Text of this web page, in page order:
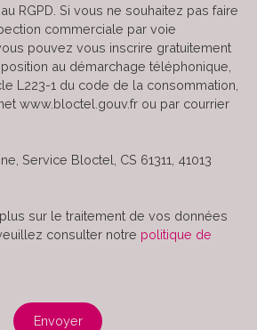
RGPD. Si vous ne souhaitez pas faire
commerciale par voie
pouvez vous inscrire gratuitement
au démarchage téléphonique,
L223-1 du code de la consommation,
www.bloctel.gouv.fr ou par courrier
Service Bloctel, CS 61311, 41013
sur le traitement de vos données
consulter notre politique de
Envoyer